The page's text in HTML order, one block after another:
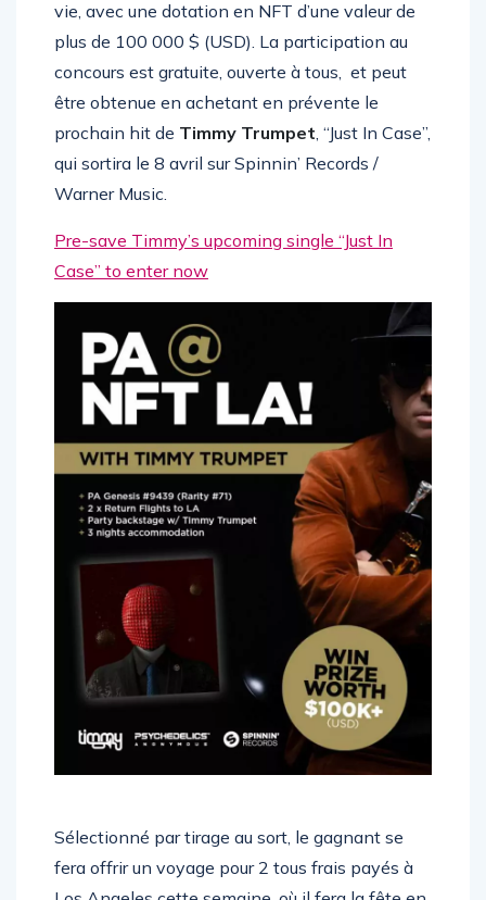
vie, avec une dotation en NFT d’une valeur de
plus de 100 000 $ (USD). La participation au
concours est gratuite, ouverte à tous, et peut
être obtenue en achetant en prévente le
prochain hit deTimmy Trumpet, “Just In Case”,
qui sortira le 8 avril sur Spinnin’ Records /
Pre-save Timmy’s upcoming single “Just In
Sélectionné par tirage au sort, le gagnant se
fera offrir un voyage pour 2 tous frais payés à